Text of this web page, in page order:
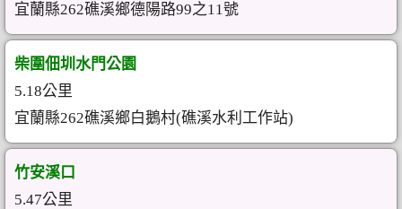
宜蘭縣262礁溪鄉德陽路99之11號
柴圍佃圳水門公園
5.18公里
宜蘭縣262礁溪鄉白鵝村(礁溪水利工作站)
竹安溪口
5.47公里